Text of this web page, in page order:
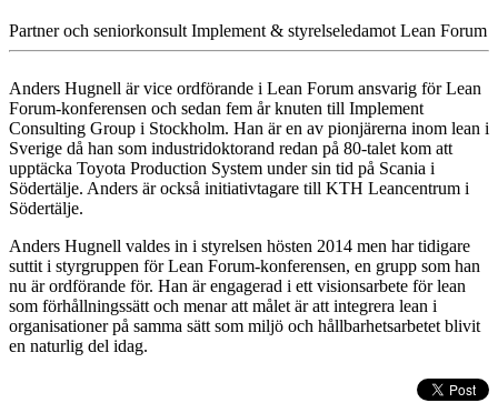
Partner och seniorkonsult Implement & styrelseledamot Lean Forum
Anders Hugnell är vice ordförande i Lean Forum ansvarig för Lean
Forum-konferensen och sedan fem år knuten till Implement
Consulting Group i Stockholm. Han är en av pionjärerna inom lean i
Sverige då han som industridoktorand redan på 80-talet kom att
upptäcka Toyota Production System under sin tid på Scania i
Södertälje. Anders är också initiativtagare till KTH Leancentrum i
Södertälje.
Anders Hugnell valdes in i styrelsen hösten 2014 men har tidigare
suttit i styrgruppen för Lean Forum-konferensen, en grupp som han
nu är ordförande för. Han är engagerad i ett visionsarbete för lean
som förhållningssätt och menar att målet är att integrera lean i
organisationer på samma sätt som miljö och hållbarhetsarbetet blivit
en naturlig del idag.